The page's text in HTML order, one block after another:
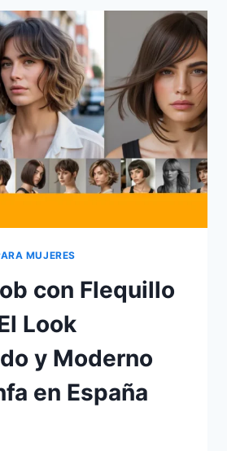
MUJERES
con Flequillo
Look
y Moderno
en España